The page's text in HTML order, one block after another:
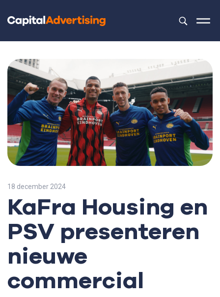
Dit is een
Er zijn
18 december 2024
KaFra Housing en
PSV presenteren
nieuwe
commercial